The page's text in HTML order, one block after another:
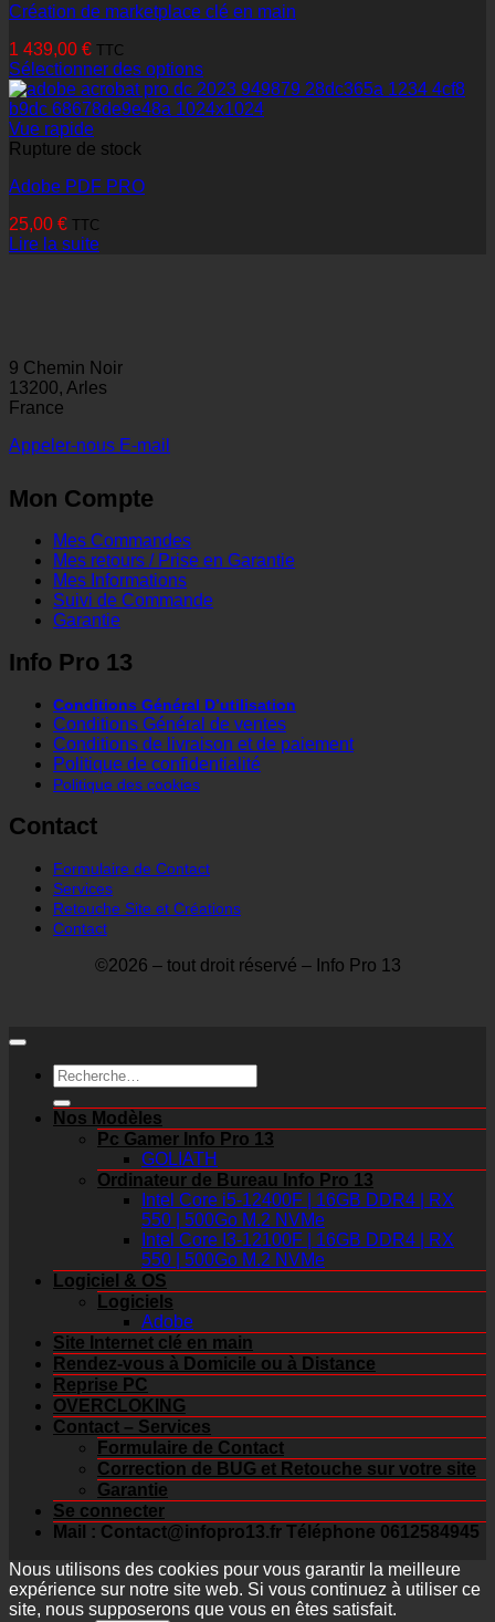
Création de marketplace clé en main
1 439,00 € TTC
Sélectionner des options
Vue rapide
Rupture de stock
Adobe PDF PRO
25,00 € TTC
Lire la suite
9 Chemin Noir
13200, Arles
France
Appeler-nous E-mail
Mon Compte
Mes Commandes
Mes retours / Prise en Garantie
Mes Informations
Suivi de Commande
Garantie
Info Pro 13
Conditions Général D’utilisation
Conditions Général de ventes
Conditions de livraison et de paiement
Politique de confidentialité
Politique des cookies
Contact
Formulaire de Contact
Services
Retouche Site et Créations
Contact
©2026 – tout droit réservé – Info Pro 13
Recherche
pour :
Nos Modèles
Pc Gamer Info Pro 13
GOLIATH
Ordinateur de Bureau Info Pro 13
Intel Core i5-12400F | 16GB DDR4 | RX
550 | 500Go M.2 NVMe
Intel Core I3-12100F | 16GB DDR4 | RX
550 | 500Go M.2 NVMe
Logiciel & OS
Logiciels
Adobe
Site Internet clé en main
Rendez-vous à Domicile ou à Distance
Reprise PC
OVERCLOKING
Contact – Services
Formulaire de Contact
Correction de BUG et Retouche sur votre site
Garantie
Se connecter
Mail : Contact@infopro13.fr Téléphone 0612584945
Nous utilisons des cookies pour vous garantir la meilleure
expérience sur notre site web. Si vous continuez à utiliser ce
site, nous supposerons que vous en êtes satisfait.